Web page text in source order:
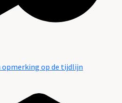
opmerking op de tijdlijn